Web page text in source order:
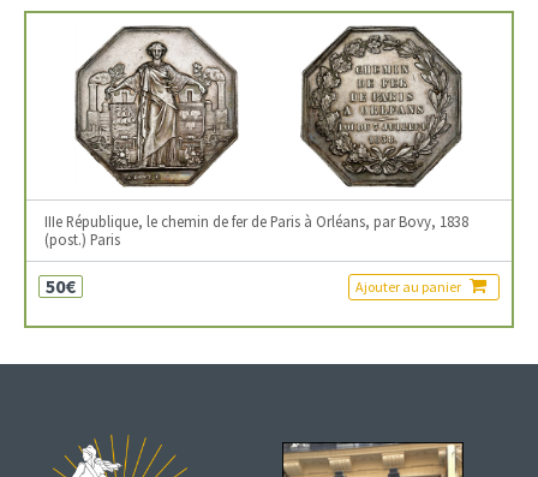
IIIe République, le chemin de fer de Paris à Orléans, par Bovy, 1838
(post.) Paris
50€ Ajouter au panier